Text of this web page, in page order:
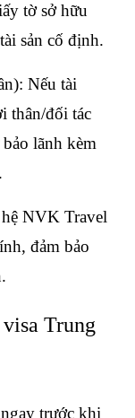
tờ sở hữu
sản cố định.
Nếu tài
thân/đối tác
lãnh kèm
NVK Travel
đảm bảo
Trung
trước khi